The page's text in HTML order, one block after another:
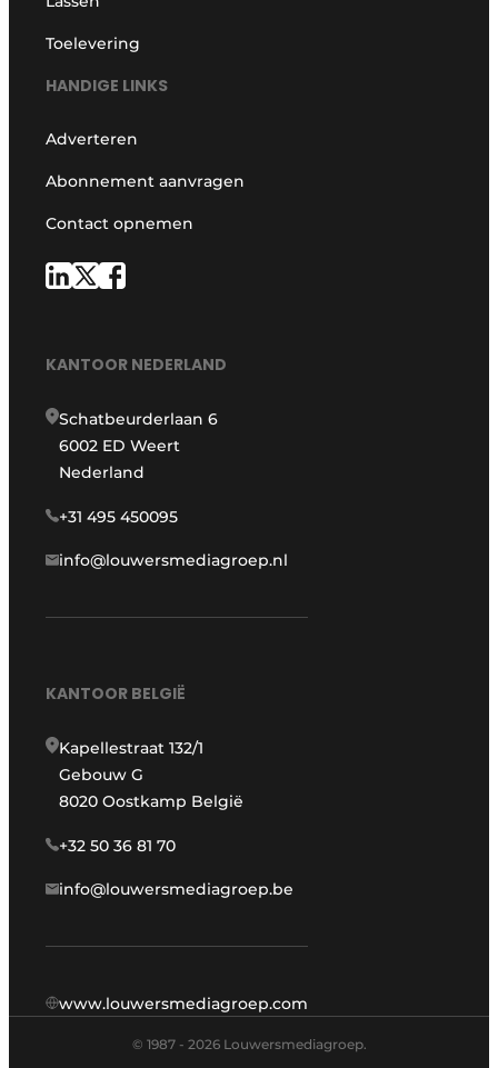
Toelevering
HANDIGE LINKS
Adverteren
Abonnement aanvragen
Contact opnemen
KANTOOR NEDERLAND
Schatbeurderlaan 6
6002 ED Weert
Nederland
+31 495 450095
info@louwersmediagroep.nl
KANTOOR BELGIË
Kapellestraat 132/1
Gebouw G
8020 Oostkamp België
+32 50 36 81 70
info@louwersmediagroep.be
www.louwersmediagroep.com
© 1987 - 2026 Louwersmediagroep.